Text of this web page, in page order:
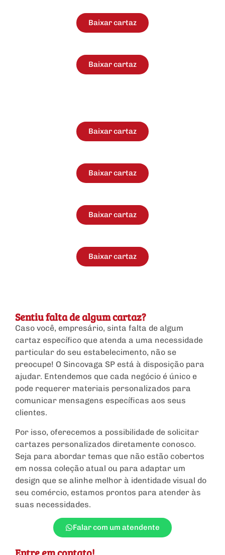
Baixar cartaz
Baixar cartaz
Baixar cartaz
Baixar cartaz
Baixar cartaz
Baixar cartaz
Sentiu falta de algum cartaz?
Caso você, empresário, sinta falta de algum
cartaz específico que atenda a uma necessidade
particular do seu estabelecimento, não se
preocupe! O Sincovaga SP está à disposição para
ajudar. Entendemos que cada negócio é único e
pode requerer materiais personalizados para
comunicar mensagens específicas aos seus
clientes.
Por isso, oferecemos a possibilidade de solicitar
cartazes personalizados diretamente conosco.
Seja para abordar temas que não estão cobertos
em nossa coleção atual ou para adaptar um
design que se alinhe melhor à identidade visual do
seu comércio, estamos prontos para atender às
suas necessidades.
Falar com um atendente